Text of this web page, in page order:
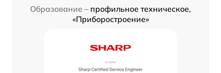
Образование – профильное техническое,
«Приборостроение»